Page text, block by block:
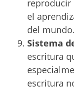
reproducir
el
del mundo.
Sistema
escritura
escritura